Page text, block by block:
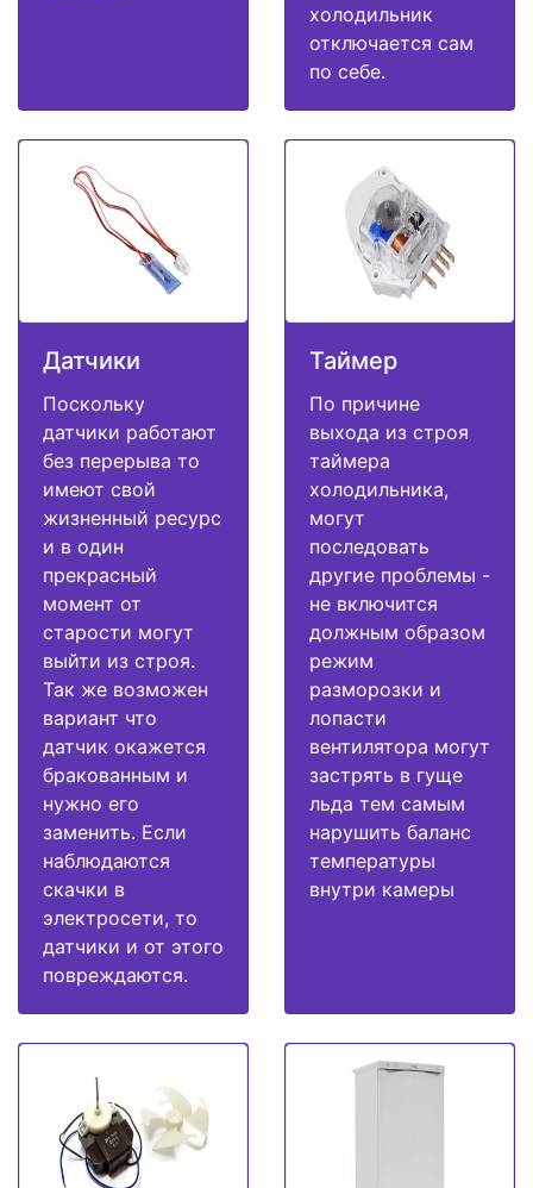
холодильник
отключается сам
по себе.
Датчики
Поскольку
датчики работают
без перерыва то
имеют свой
жизненный ресурс
и в один
прекрасный
момент от
старости могут
выйти из строя.
Так же возможен
вариант что
датчик окажется
бракованным и
нужно его
заменить. Если
наблюдаются
скачки в
электросети, то
датчики и от этого
повреждаются.
Таймер
По причине
выхода из строя
таймера
холодильника,
могут
последовать
другие проблемы -
не включится
должным образом
режим
разморозки и
лопасти
вентилятора могут
застрять в гуще
льда тем самым
нарушить баланс
температуры
внутри камеры